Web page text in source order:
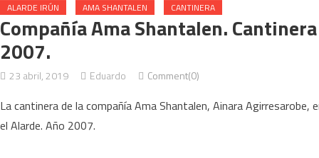
ALARDE IRÚN AMA SHANTALEN CANTINERA
Compañía Ama Shantalen.
2007.
23 abril, 2019 Eduardo Comment(0)
La cantinera de la compañía Ama Shantalen, Ainara Agirresarobe,
el Alarde. Año 2007.